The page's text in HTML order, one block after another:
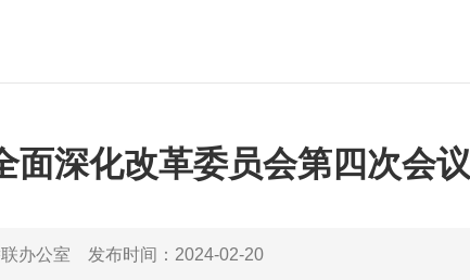
面深化改革委员会第四次会议
办公室 发布时间： 2024-02-20